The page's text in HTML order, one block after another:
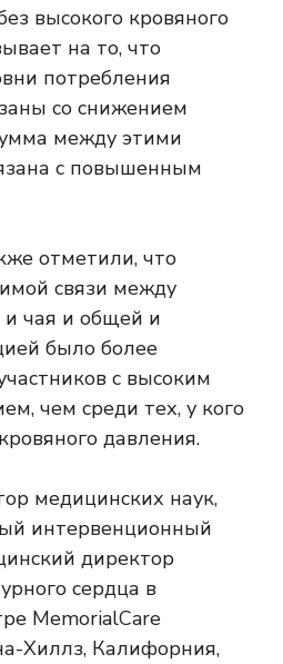
высокого кровяного
на то, что
потребления
со снижением
между этими
с повышенным
отметили, что
связи между
чая и общей и
было более
с высоким
чем среди тех, у кого
давления.
медицинских наук,
интервенционный
директор
сердца в
MemorialCare
Хиллз, Калифорния,